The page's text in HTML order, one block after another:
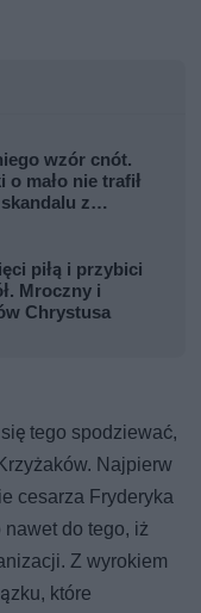
wzór cnót.
mało nie trafił
z
piłą i przybici
Mroczny i
Chrystusa
tego spodziewać,
Najpierw
cesarza Fryderyka
nawet do tego, iż
Z wyrokiem
które